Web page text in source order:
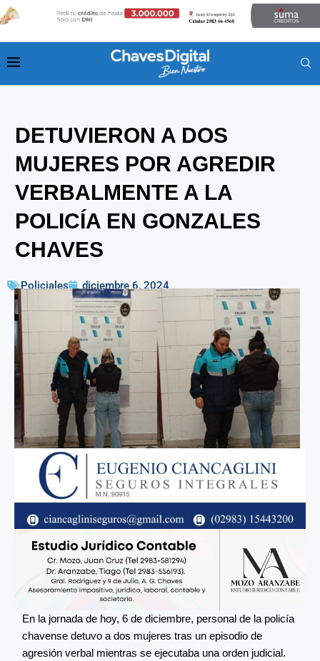
DETUVIERON A DOS
MUJERES POR AGREDIR
VERBALMENTE A LA
POLICÍA EN GONZALES
CHAVES
Policiales diciembre 6, 2024
En la jornada de hoy, 6 de diciembre, personal de la policía
chavense detuvo a dos mujeres tras un episodio de
agresión verbal mientras se ejecutaba una orden judicial.